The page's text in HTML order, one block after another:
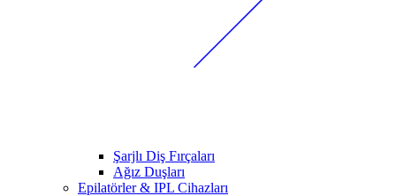
Şarjlı Diş Fırçaları
Ağız Duşları
Epilatörler & IPL Cihazları